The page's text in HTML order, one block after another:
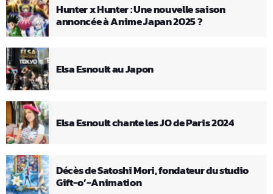
Hunter x Hunter : Une nouvelle saison
annoncée à Anime Japan 2025 ?
Elsa Esnoult au Japon
Elsa Esnoult chante les JO de Paris 2024
Décès de Satoshi Mori, fondateur du studio
Gift-o’-Animation